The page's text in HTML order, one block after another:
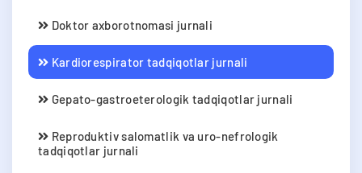
Doktor axborotnomasi jurnali
Kardiorespirator tadqiqotlar jurnali
Gepato-gastroeterologik tadqiqotlar jurnali
Reproduktiv salomatlik va uro-nefrologik
tadqiqotlar jurnali